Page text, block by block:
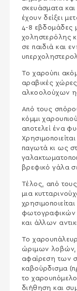
σκευάσματα
έχουν δείξει
4-8 εβδομάδες
χοληστερόλης
σε παιδιά και
Το χαρούπι
αραβικές
αλκοολούχων
Από τους
κόμμι
αποτελεί ένα
παγωτά κι ως
βρεφικό γάλα
Τέλος, από
μια
φωτογραφικών
και άλλων
Το
ώριμων λοβών,
αφαίρεση των
καβούρδισμα
το
διήθηση και